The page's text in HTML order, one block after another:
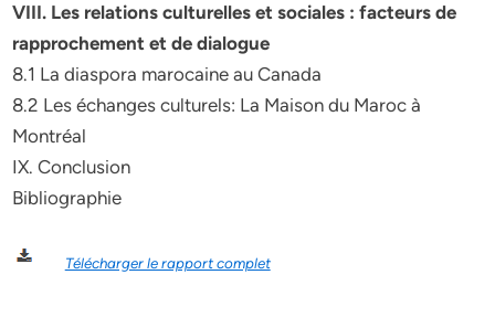
VIII. Les relations culturelles et sociales : facteurs de
rapprochement et de dialogue
8.1 La diaspora marocaine au Canada
8.2 Les échanges culturels: La Maison du Maroc à
Montréal
IX. Conclusion
Bibliographie
Télécharger le rapport complet